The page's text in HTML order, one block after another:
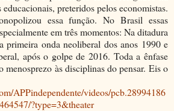
preteridos pelos economistas.
essa função. No Brasil essas
em três momentos: Na ditadura
onda neoliberal dos anos 1990 e
após o golpe de 2016. Toda a ênfase
menosprezo às disciplinas do pensar. Eis o
APPindependente/videos/pcb.28994186
?type=3&theater